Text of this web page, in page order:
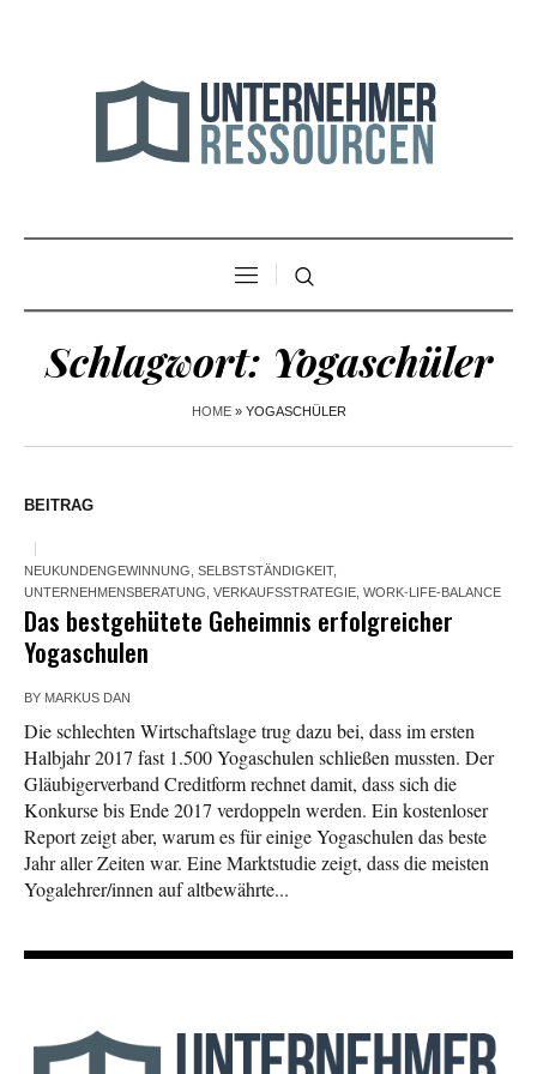
Schlagwort: Yogaschüler
HOME» YOGASCHÜLER
BEITRAG
NEUKUNDENGEWINNUNG, SELBSTSTÄNDIGKEIT,
UNTERNEHMENSBERATUNG, VERKAUFSSTRATEGIE, WORK-LIFE-BALANCE
Das bestgehütete Geheimnis erfolgreicher
Yogaschulen
BY MARKUS DAN
Die schlechten Wirtschaftslage trug dazu bei, dass im ersten
Halbjahr 2017 fast 1.500 Yogaschulen schließen mussten. Der
Gläubigerverband Creditform rechnet damit, dass sich die
Konkurse bis Ende 2017 verdoppeln werden. Ein kostenloser
Report zeigt aber, warum es für einige Yogaschulen das beste
Jahr aller Zeiten war. Eine Marktstudie zeigt, dass die meisten
Yogalehrer/innen auf altbewährte...